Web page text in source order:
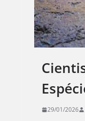
29/01/2026